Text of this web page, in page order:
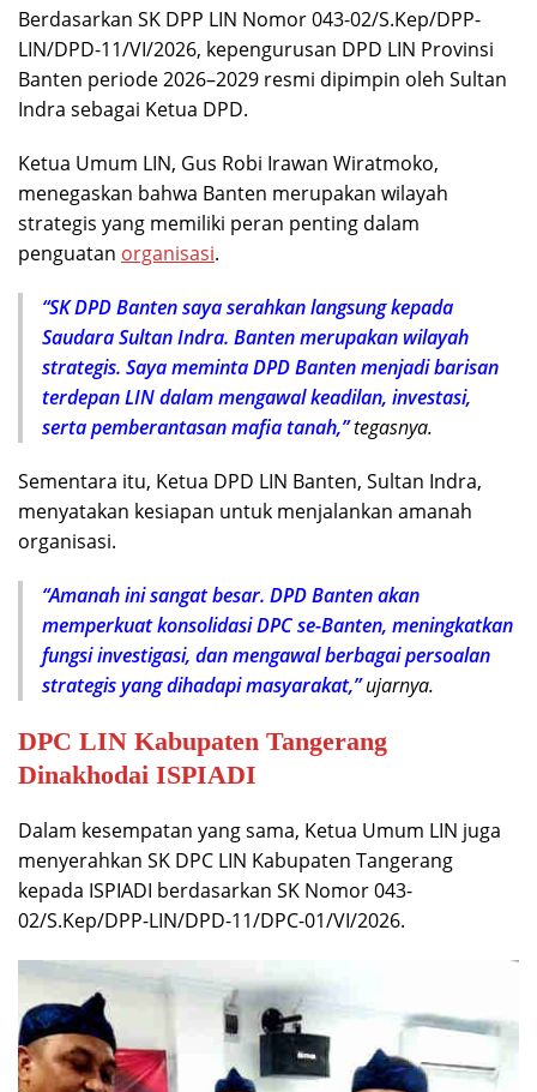
Berdasarkan SK DPP LIN Nomor 043-02/S.Kep/DPP-
LIN/DPD-11/VI/2026, kepengurusan DPD LIN Provinsi
Banten periode 2026–2029 resmi dipimpin oleh Sultan
Indra sebagai Ketua DPD.
Ketua Umum LIN, Gus Robi Irawan Wiratmoko,
menegaskan bahwa Banten merupakan wilayah
strategis yang memiliki peran penting dalam
penguatan organisasi.
“SK DPD Banten saya serahkan langsung kepada
Saudara Sultan Indra. Banten merupakan wilayah
strategis. Saya meminta DPD Banten menjadi barisan
terdepan LIN dalam mengawal keadilan, investasi,
serta pemberantasan mafia tanah,”tegasnya.
Sementara itu, Ketua DPD LIN Banten, Sultan Indra,
menyatakan kesiapan untuk menjalankan amanah
organisasi.
“Amanah ini sangat besar. DPD Banten akan
memperkuat konsolidasi DPC se-Banten, meningkatkan
fungsi investigasi, dan mengawal berbagai persoalan
strategis yang dihadapi masyarakat,”ujarnya.
DPC LIN Kabupaten Tangerang
Dinakhodai ISPIADI
Dalam kesempatan yang sama, Ketua Umum LIN juga
menyerahkan SK DPC LIN Kabupaten Tangerang
kepada ISPIADI berdasarkan SK Nomor 043-
02/S.Kep/DPP-LIN/DPD-11/DPC-01/VI/2026.